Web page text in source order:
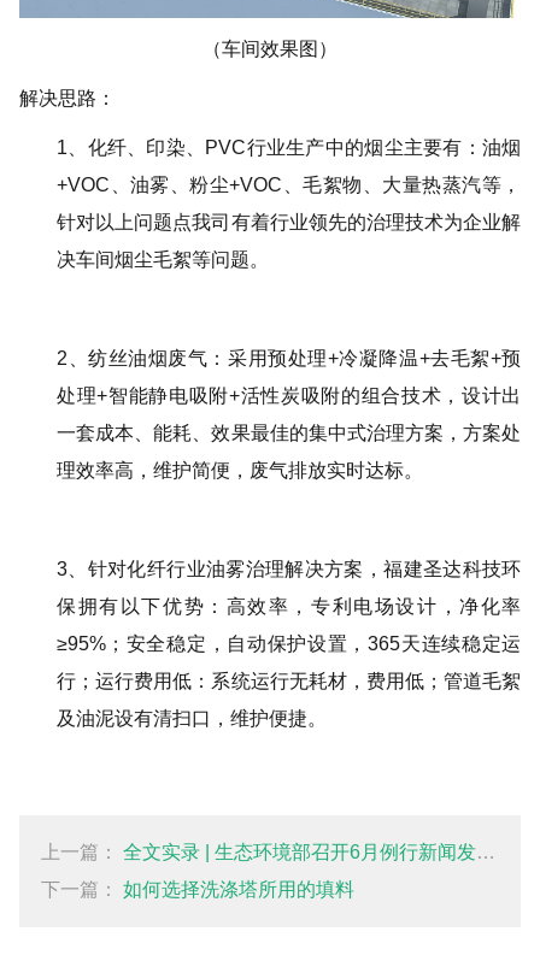
（车间效果图）
解决思路：
1、化纤、印染、PVC行业生产中的烟尘主要有：油烟
+VOC、油雾、粉尘+VOC、毛絮物、大量热蒸汽等，
针对以上问题点我司有着行业领先的治理技术为企业解
决车间烟尘毛絮等问题。
2、纺丝油烟废气：采用预处理+冷凝降温+去毛絮+预
处理+智能静电吸附+活性炭吸附的组合技术，设计出
一套成本、能耗、效果最佳的集中式治理方案，方案处
理效率高，维护简便，废气排放实时达标。
3、针对化纤行业油雾治理解决方案，福建圣达科技环
保拥有以下优势：高效率，专利电场设计，净化率
≥95%；安全稳定，自动保护设置，365天连续稳定运
行；运行费用低：系统运行无耗材，费用低；管道毛絮
及油泥设有清扫口，维护便捷。
上一篇：全文实录 | 生态环境部召开6月例行新闻发布会_ 新闻发布会_ 福建省生态环境厅
下一篇：如何选择洗涤塔所用的填料